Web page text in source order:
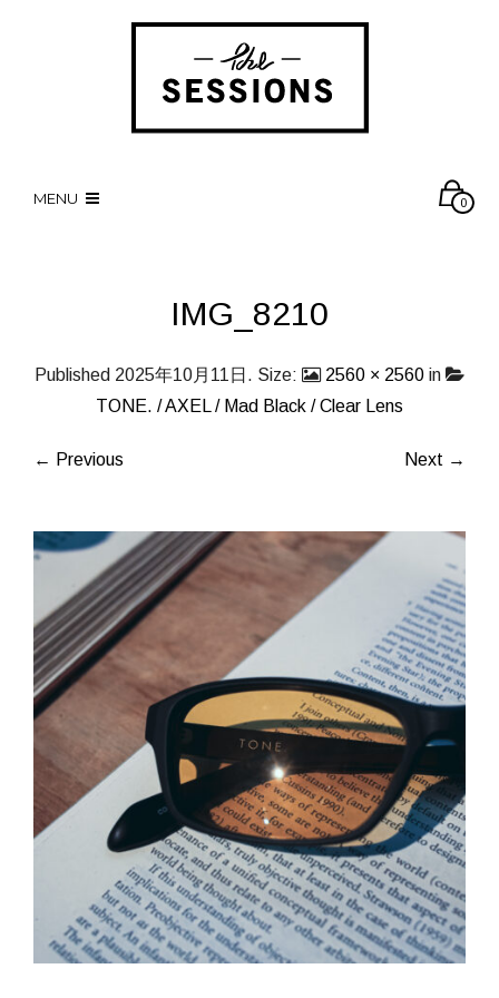
MENU 0
IMG_8210
Published 2025年10月11日 . Size: 2560 × 2560 in
TONE. / AXEL / Mad Black / Clear Lens
← Previous Next →